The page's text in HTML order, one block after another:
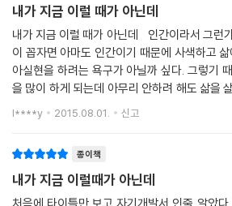
《내가 지금 이럴 때가 아닌데》에 실린 그림은
로 달빛과 응달에 대한 그늘과 그림자를 추적하
화백의 그림이다. ‘현대contemporary가 원하
ent가 간과하고 있는 그림’으로 그리기의 지향
용에 깊이를 더해준다.
평소 성실한 성격이고 일을 열심히 하는 사람일
추어져 있지 않은 사람은 항상 초조해한다. 아름
내가 지금 이럴 때가 아닌데
내가 지금 이럴 때가 아닌데 인간이라서 그런
이 꼽자면 아마도 인간이기 때문에 사색하고
아실현을 하려는 욕구가 아닐까 싶다. 그렇기
을 많이 하게 되는데 아무리 안하려 해도 삶을
엇을 하며 무엇을 하고 있는지에 대한 생각을
람이 누군
l****y 2015.08.01. 신고
종이책
내가 지금 이럴때가 아닌데